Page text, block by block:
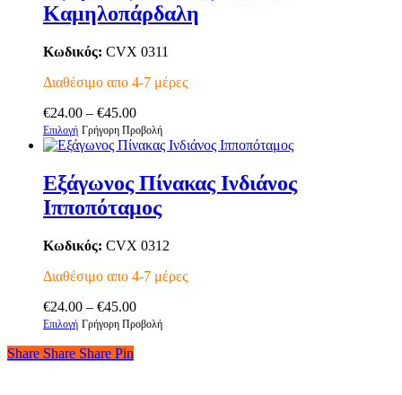
παραλλαγές.
επιλογές
μπορούν
να
στη
σελίδα
του
Καμηλοπάρδαλη
Κωδικός: CVX 0311
Διαθέσιμο απο 4-7 μέρες
€24.00 – €45.00Price
range:
€24.00
€45.00
Επιλογή Αυτό
το
πολλαπλές
παραλλαγές.
επιλογές
μπορούν
να
στη
σελίδα
προϊόντος
Γρήγορη Προβολή
Εξάγωνος Πίνακας Ινδιάνος
Ιπποπόταμος
Κωδικός: CVX 0312
Διαθέσιμο απο 4-7 μέρες
€24.00 – €45.00Price
range:
Επιλογή Αυτό
προϊόν
Γρήγορη Προβολή
Share
Share Share Share Pin